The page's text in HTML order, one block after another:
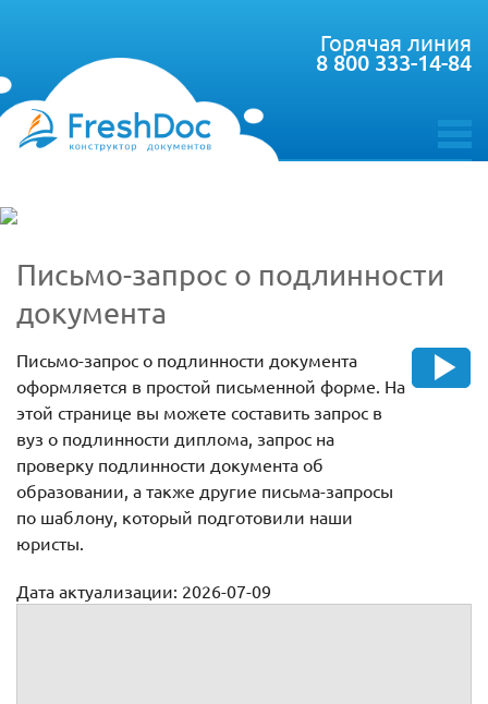
toggle
Горячая линия
8 800 333-14-84
Письмо-запрос о подлинности
документа
Письмо-запрос о подлинности документа
оформляется в простой письменной форме. На
этой странице вы можете составить запрос в
вуз о подлинности диплома, запрос на
проверку подлинности документа об
образовании, а также другие письма-запросы
по шаблону, который подготовили наши
юристы.
Дата актуализации: 2026-07-09